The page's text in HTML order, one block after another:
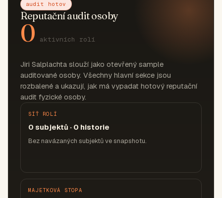
audit hotov
Reputační audit osoby
0 aktivních rolí
Jiri Salplachta slouží jako otevřený sample
auditované osoby. Všechny hlavní sekce jsou
rozbalené a ukazují, jak má vypadat hotový reputační
audit fyzické osoby.
SÍŤ ROLÍ
0 subjektů · 0 historie
Bez navázaných subjektů ve snapshotu.
MAJETKOVÁ STOPA